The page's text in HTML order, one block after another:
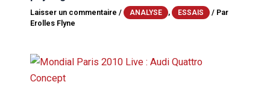
Laisser un commentaire / ANALYSE , ESSAIS
/ Par
Erolles Flyne